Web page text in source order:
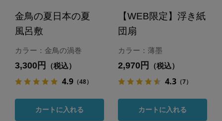
金鳥の夏日本の夏
風呂敷
カラー：金鳥の渦巻
3,300円 （税込）
4.9（48）
カートに入れる
【WEB限定】浮き紙
団扇
カラー：薄墨
2,970円 （税込）
4.3（7）
カートに入れる